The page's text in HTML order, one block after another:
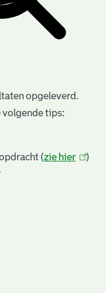
opgeleverd.
volgende tips:
(zie hier (link
)